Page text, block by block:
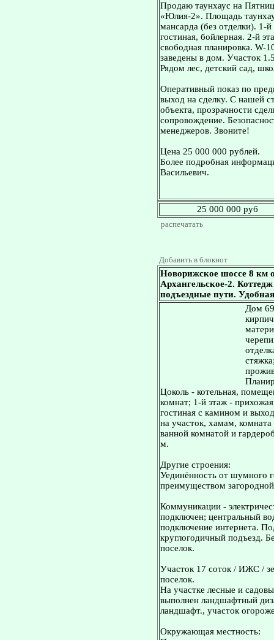
Продаю таунхаус на
«Юлия-2». Площадь
мансарда (без отделки). 1-
гостиная, бойлерная. 2-й
свободная планировка. W-
заведены в дом. Участок
Рядом лес, детский сад,
Оперативный показ по
выход на сделку. С нашей
объекта, прозрачности
сопровождение.
менеджеров. Звоните!
Цена 25 000 000 рублей.
Более подробная
Васильевич.
25 000 000 руб
распечатать
Добавить в блокнот
Новорижское шоссе 8 км
Архангельское-2.
подъездные пути.
Дом
Цоколь - котельная,
комнат; 1-й этаж -
гостиная с камином и
на участок, хамам,
ванной комнатой и
м.
Другие строения:
Уединённость от шумного
преимуществом
Коммуникации -
подключен; центральный
подключение интернета.
круглогодичный подъезд.
поселок.
Участок 17 соток / ИЖС /
поселок.
На участке лесные и
выполнен ландшафтный
ландшафт., участок
Окружающая местность: